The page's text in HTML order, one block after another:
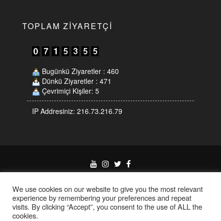
TOPLAM ZIYARETÇI
Bugünkü Ziyaretler : 460
Dünkü Ziyaretler : 471
Çevrimiçi Kişiler: 5
IP Addresiniz: 216.73.216.79
Themes4WP
We use cookies on our website to give you the most relevant
experience by remembering your preferences and repeat
visits. By clicking “Accept”, you consent to the use of ALL the
cookies.